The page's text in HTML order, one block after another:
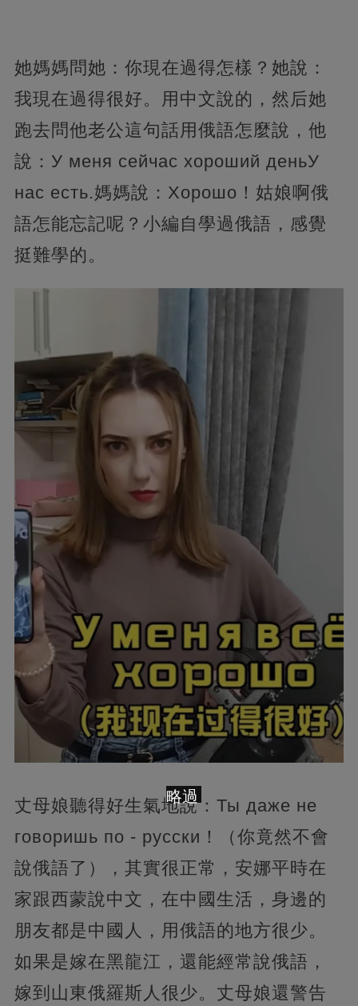
她媽媽問她：你現在過得怎樣？她說：
我現在過得很好。用中文說的，然后她
跑去問他老公這句話用俄語怎麼說，他
說：У меня сейчас хороший деньУ
нас есть.媽媽說：Хорошо！姑娘啊俄
語怎能忘記呢？小編自學過俄語，感覺
挺難學的。
丈母娘聽得好生氣地說：Ты даже не
говоришь по - русски！（你竟然不會
說俄語了），其實很正常，安娜平時在
家跟西蒙說中文，在中國生活，身邊的
朋友都是中國人，用俄語的地方很少。
如果是嫁在黑龍江，還能經常說俄語，
嫁到山東俄羅斯人很少。丈母娘還警告
略過